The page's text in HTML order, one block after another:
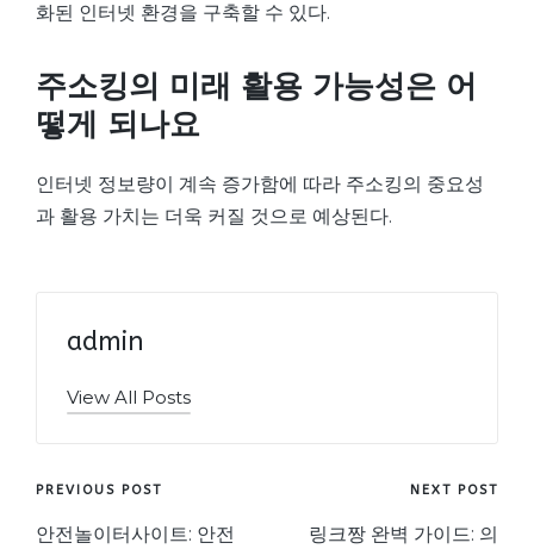
화된 인터넷 환경을 구축할 수 있다.
주소킹의 미래 활용 가능성은 어
떻게 되나요
인터넷 정보량이 계속 증가함에 따라 주소킹의 중요성
과 활용 가치는 더욱 커질 것으로 예상된다.
admin
View All Posts
Post
PREVIOUS POST
안전놀이터사이트: 안전
NEXT POST
링크짱 완벽 가이드: 의